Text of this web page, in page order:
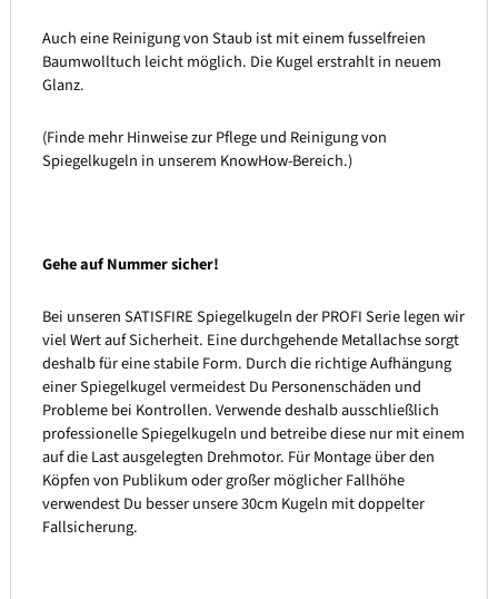
Auch eine Reinigung von Staub ist mit einem fusselfreien
Baumwolltuch leicht möglich. Die Kugel erstrahlt in neuem
Glanz.
(Finde mehr Hinweise zur Pflege und Reinigung von
Spiegelkugeln in unserem KnowHow-Bereich.)
Gehe auf Nummer sicher!
Bei unseren SATISFIRE Spiegelkugeln der PROFI Serie legen wir
viel Wert auf Sicherheit. Eine durchgehende Metallachse sorgt
deshalb für eine stabile Form. Durch die richtige Aufhängung
einer Spiegelkugel vermeidest Du Personenschäden und
Probleme bei Kontrollen. Verwende deshalb ausschließlich
professionelle Spiegelkugeln und betreibe diese nur mit einem
auf die Last ausgelegten Drehmotor. Für Montage über den
Köpfen von Publikum oder großer möglicher Fallhöhe
verwendest Du besser unsere 30cm Kugeln mit doppelter
Fallsicherung.